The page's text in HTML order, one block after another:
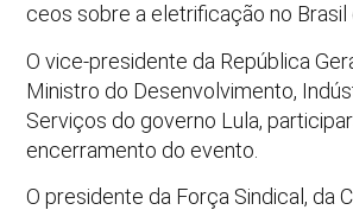
ceos sobre a eletrificação no Brasil
O vice-presidente da República
Ministro do Desenvolvimento,
Serviços do governo Lula,
encerramento do evento.
O presidente da Força Sindical, da